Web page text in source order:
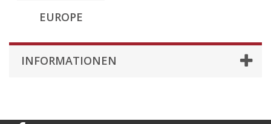
EUROPE
INFORMATIONEN